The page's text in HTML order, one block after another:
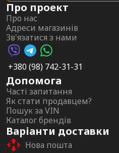
Про проект
Про нас
Адреси магазинів
Зв'язатися з нами
Viber AutoPalma
Telegram AutoPalma
WhatsApp AutoPalma
+380 (98) 742-31-31
Допомога
Часті запитання
Як стати продавцем?
Пошук за VIN
Каталог брендів
Варіанти доставки
Нова пошта